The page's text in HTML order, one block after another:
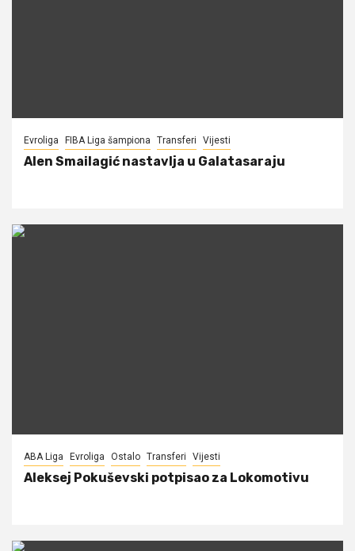
Evroliga FIBA Liga šampiona Transferi Vijesti
Alen Smailagić nastavlja u Galatasaraju
ABA Liga Evroliga Ostalo Transferi Vijesti
Aleksej Pokuševski potpisao za Lokomotivu